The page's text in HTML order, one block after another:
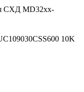
СХД MD32xx-
10K